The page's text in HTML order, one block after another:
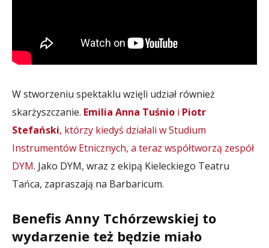
W stworzeniu spektaklu wzięli udział również
skarżyszczanie. Emilia Anna Tuśnio i Piotr
Stefański, którzy kiedyś działali w Studium
Instrumentów Etnicznych, a teraz współtworzą zespół
DYM. Jako DYM, wraz z ekipą Kieleckiego Teatru
Tańca, zapraszają na Barbaricum.
Benefis Anny Tchórzewskiej to
wydarzenie też będzie miało